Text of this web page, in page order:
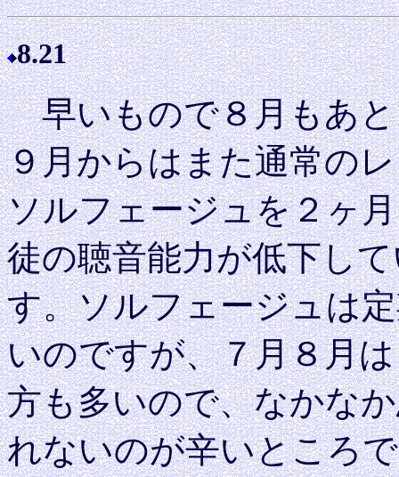
8.21
早いもので８月もあと
９月からはまた通常の
ソルフェージュを２ヶ
徒の聴音能力が低下し
す。ソルフェージュは
いのですが、７月８月
方も多いので、なかな
れないのが辛いところ